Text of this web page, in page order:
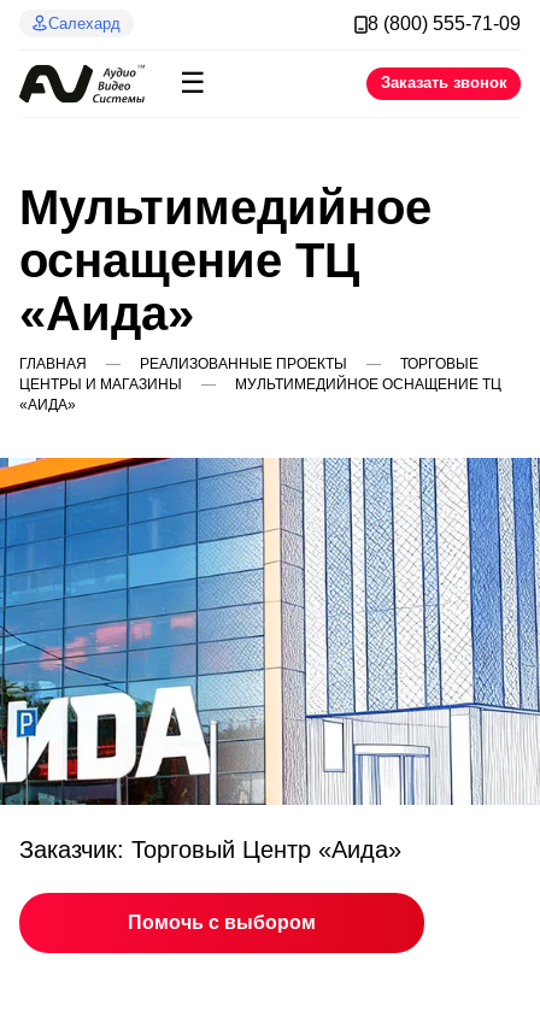
Салехард 8 (800) 555-71-09
☰ Заказать звонок
Мультимедийное
оснащение ТЦ
«Аида»
ГЛАВНАЯ РЕАЛИЗОВАННЫЕ ПРОЕКТЫ
ТОРГОВЫЕ
ЦЕНТРЫ И МАГАЗИНЫ
МУЛЬТИМЕДИЙНОЕ ОСНАЩЕНИЕ ТЦ
«АИДА»
Заказчик: Торговый Центр «Аида»
Помочь с выбором